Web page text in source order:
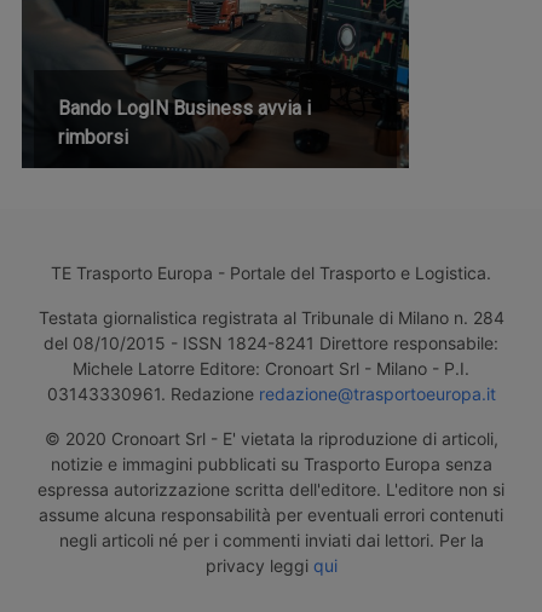
Bando LogIN Business avvia i
rimborsi
TE Trasporto Europa - Portale del Trasporto e Logistica.
Testata giornalistica registrata al Tribunale di Milano n. 284
del 08/10/2015 - ISSN 1824-8241 Direttore responsabile:
Michele Latorre Editore: Cronoart Srl - Milano - P.I.
03143330961. Redazione redazione@trasportoeuropa.it
© 2020 Cronoart Srl - E' vietata la riproduzione di articoli,
notizie e immagini pubblicati su Trasporto Europa senza
espressa autorizzazione scritta dell'editore. L'editore non si
assume alcuna responsabilità per eventuali errori contenuti
negli articoli né per i commenti inviati dai lettori. Per la
privacy leggi qui